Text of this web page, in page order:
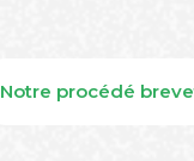
Notre procédé